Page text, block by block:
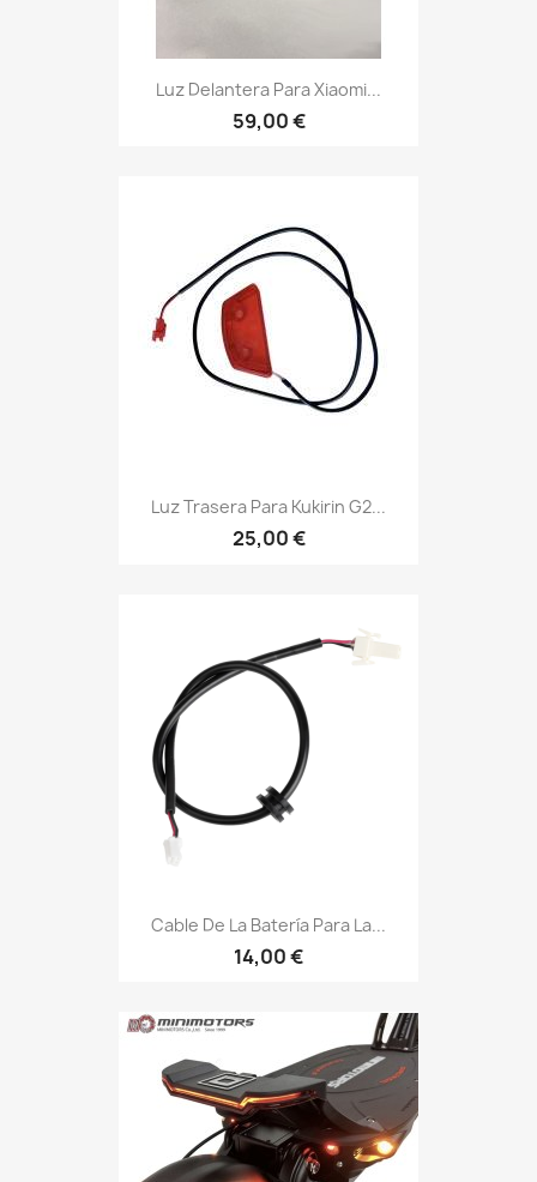
Luz Delantera Para Xiaomi...
59,00 €
Luz Trasera Para Kukirin G2...
25,00 €
Cable De La Batería Para La...
14,00 €